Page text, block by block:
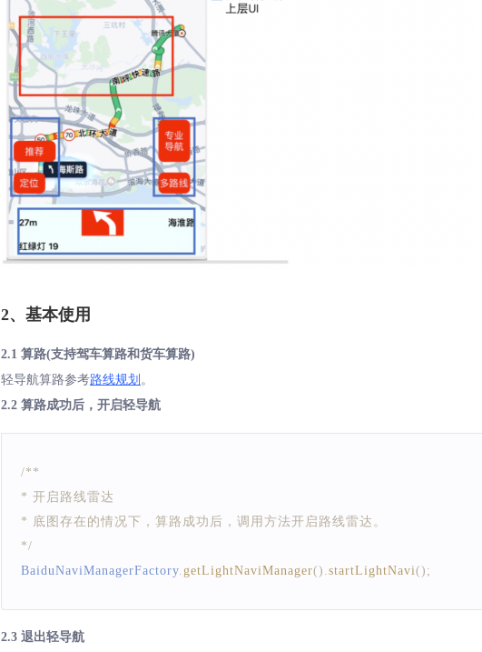
2、基本使用
2.1 算路(支持驾车算路和货车算路)
轻导航算路参考路线规划 。
2.2 算路成功后，开启轻导航
/**
* 开启路线雷达
* 底图存在的情况下，算路成功后，调用方法开启路线雷达。
*/
BaiduNaviManagerFactory. getLightNaviManager() .startLightNavi() ;
2.3 退出轻导航